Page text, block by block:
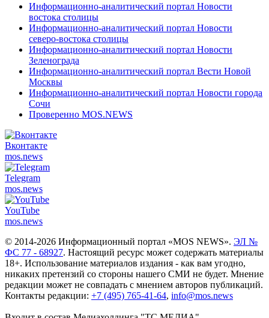
Информационно-аналитический портал Новости
востока столицы
Информационно-аналитический портал Новости
северо-востока столицы
Информационно-аналитический портал Новости
Зеленограда
Информационно-аналитический портал Вести Новой
Москвы
Информационно-аналитический портал Новости города
Сочи
Проверенно MOS.NEWS
Вконтакте
mos.news
Telegram
mos.news
YouTube
mos.news
© 2014-2026 Информационный портал «MOS NEWS». ЭЛ №
ФС 77 - 68927. Настоящий ресурс может содержать материалы
18+. Использование материалов издания - как вам угодно,
никаких претензий со стороны нашего СМИ не будет. Мнение
редакции может не совпадать с мнением авторов публикаций.
Контакты редакции: +7 (495) 765-41-64, info@mos.news